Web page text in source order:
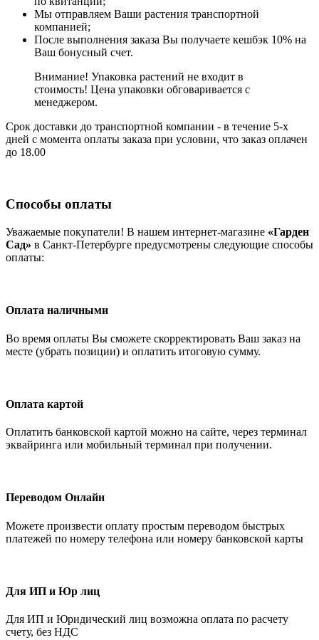
Мы отправляем Ваши растения транспортной
компанией;
После выполнения заказа Вы получаете кешбэк 10% на
Ваш бонусный счет.
Внимание! Упаковка растений не входит в
стоимость! Цена упаковки обговаривается с
менеджером.
Срок доставки до транспортной компании - в течение 5-х
дней с момента оплаты заказа при условии, что заказ оплачен
до 18.00
Способы оплаты
Уважаемые покупатели! В нашем интернет-магазине «Гарден
Сад» в Санкт-Петербурге предусмотрены следующие способы
оплаты:
Оплата наличными
Во время оплаты Вы сможете скорректировать Ваш заказ на
месте (убрать позиции) и оплатить итоговую сумму.
Оплата картой
Оплатить банковской картой можно на сайте, через терминал
эквайринга или мобильный терминал при получении.
Переводом Онлайн
Можете произвести оплату простым переводом быстрых
платежей по номеру телефона или номеру банковской карты
Для ИП и Юр лиц
Для ИП и Юридический лиц возможна оплата по расчету
счету, без НДС